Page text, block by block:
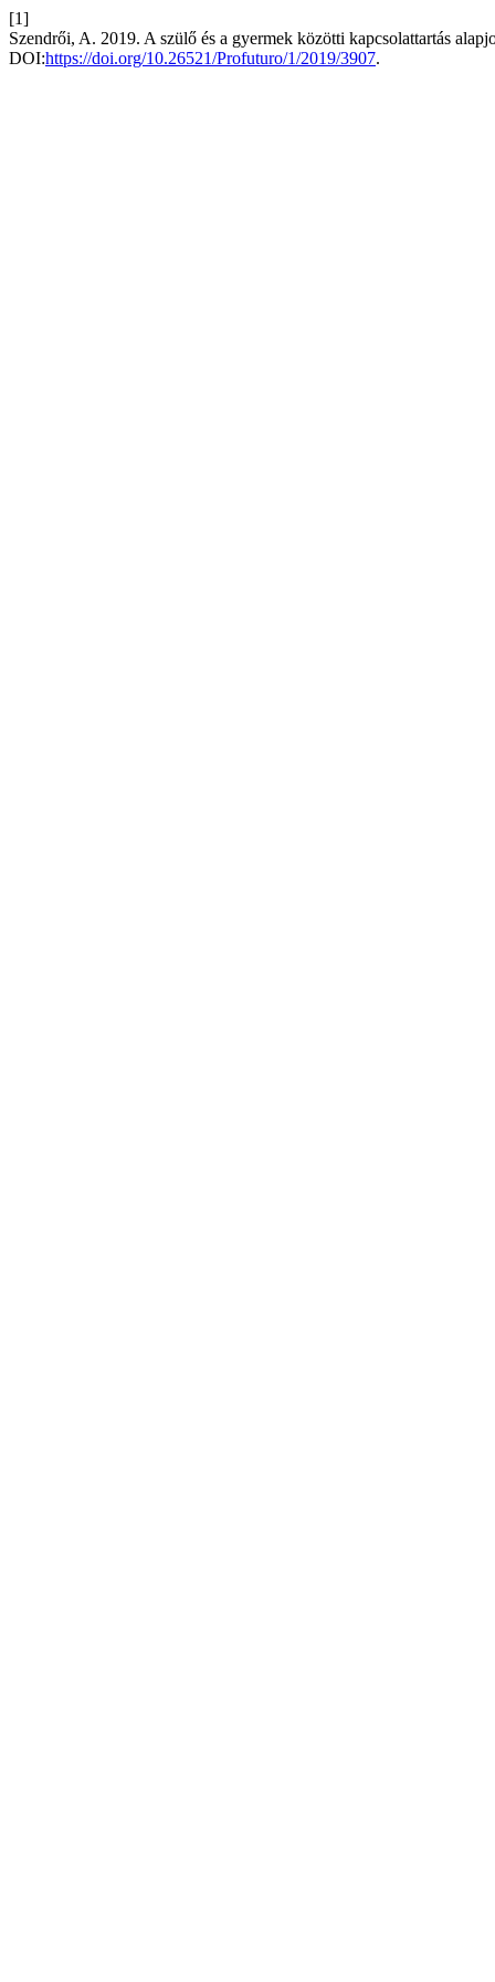
[1]
Szendrői, A. 2019. A szülő és a gyermek közötti kapcsolattartás
DOI:https://doi.org/10.26521/Profuturo/1/2019/3907.